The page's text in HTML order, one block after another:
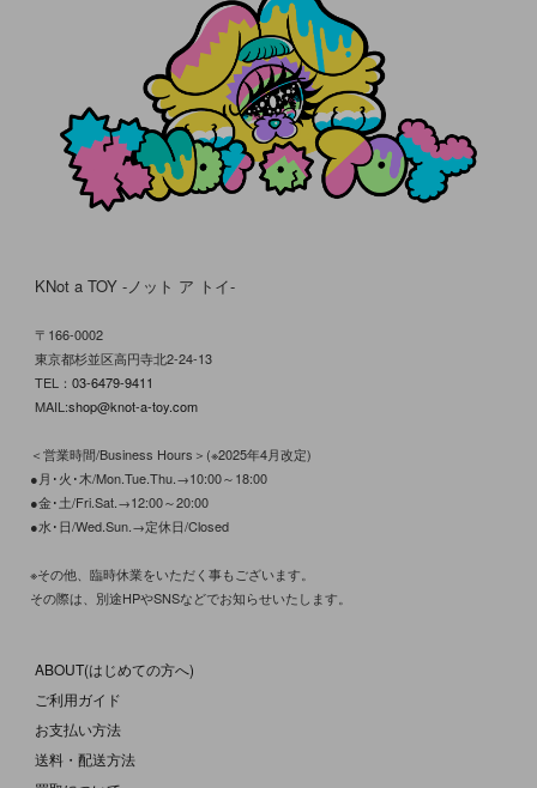
KNot a TOY -ノット ア トイ-
〒166-0002
東京都杉並区高円寺北2-24-13
TEL： 03-6479-9411
MAIL:shop@knot-a-toy.com
＜営業時間/Business Hours＞(※2025年4月改定)
●月･火･木/Mon.Tue.Thu.→10:00～18:00
●金･土/Fri.Sat.→12:00～20:00
●水･日/Wed.Sun.→定休日/Closed
※その他、臨時休業をいただく事もございます。
その際は、別途HPやSNSなどでお知らせいたします。
ABOUT(はじめての方へ)
ご利用ガイド
お支払い方法
送料・配送方法